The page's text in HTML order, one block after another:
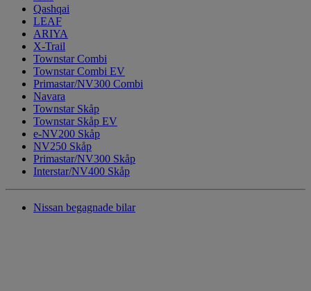
Qashqai
LEAF
ARIYA
X-Trail
Townstar Combi
Townstar Combi EV
Primastar/NV300 Combi
Navara
Townstar Skåp
Townstar Skåp EV
e-NV200 Skåp
NV250 Skåp
Primastar/NV300 Skåp
Interstar/NV400 Skåp
Nissan begagnade bilar